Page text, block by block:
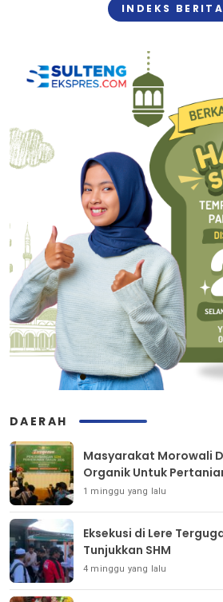
INDEKS
DAERAH
Masyarakat Morowali
Organik Untuk
1 minggu yang lalu
Eksekusi di Lere
Tunjukkan SHM
4 minggu yang lalu